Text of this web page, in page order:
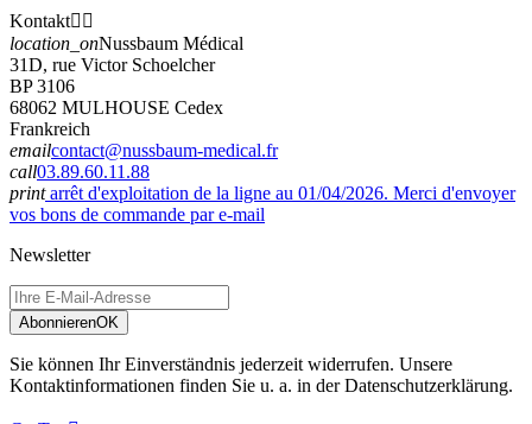
Kontakt 
location_onNussbaum Médical
31D, rue Victor Schoelcher
BP 3106
68062 MULHOUSE Cedex
Frankreich
emailcontact@nussbaum-medical.fr
call03.89.60.11.88
printarrêt d'exploitation de la ligne au 01/04/2026. Merci d'envoyer
vos bons de commande par e-mail
Newsletter
AbonnierenOK
Sie können Ihr Einverständnis jederzeit widerrufen. Unsere
Kontaktinformationen finden Sie u. a. in der Datenschutzerklärung.